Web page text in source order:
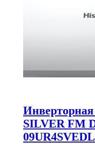
SILVER FM